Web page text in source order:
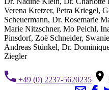
Verena Kretzer, Petra Kriegel,
Scheuermann, Dr. Rosemarie
Marie Nitzschner, Mo Peichl,
Pinsdorf, Zoë Schneider,
Andreas Stünkel, Dr.
Ziegler
+49 (0) 2237-5620235